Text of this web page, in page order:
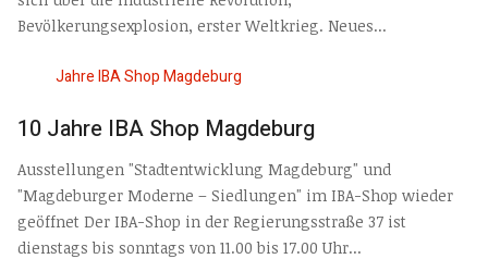
Bevölkerungsexplosion, erster Weltkrieg. Neues...
10 Jahre IBA Shop Magdeburg
Ausstellungen "Stadtentwicklung Magdeburg" und
"Magdeburger Moderne – Siedlungen" im IBA-Shop wieder
geöffnet Der IBA-Shop in der Regierungsstraße 37 ist
dienstags bis sonntags von 11.00 bis 17.00 Uhr...